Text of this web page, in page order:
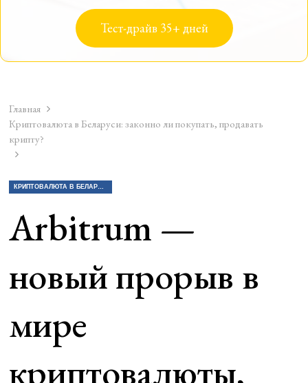
Тест-драйв 35+ дней
Главная
Криптовалюта в Беларуси: законно ли покупать, продавать
крипту?
КРИПТОВАЛЮТА В БЕЛАРУСИ: ЗАКОННО ЛИ ПОКУПАТЬ, ПРОДАВАТЬ КРИПТУ?
Arbitrum —
новый прорыв в
мире
криптовалюты,